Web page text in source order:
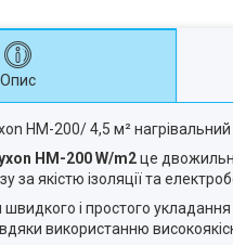
Опис
HM-200/ 4,5 м²
HM -200 W/m2це
за якістю ізоляції та
і простого
використанню